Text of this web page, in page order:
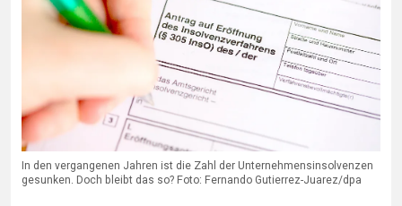
In den vergangenen Jahren ist die Zahl der Unternehmensinsolvenzen
gesunken. Doch bleibt das so? Foto: Fernando Gutierrez-Juarez/dpa